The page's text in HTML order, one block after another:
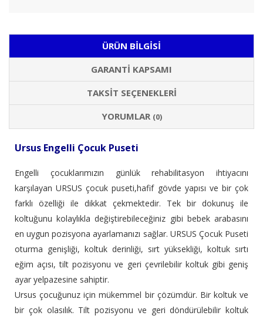
ÜRÜN BILGISI
GARANTI KAPSAMI
TAKSIT SEÇENEKLERI
YORUMLAR (0)
Ursus Engelli Çocuk Puseti
Engelli çocuklarımızın günlük rehabilitasyon ihtiyacını
karşılayan URSUS çocuk puseti,hafif gövde yapısı ve bir çok
farklı özelliği ile dikkat çekmektedir. Tek bir dokunuş ile
koltuğunu kolaylıkla değiştirebileceğiniz gibi bebek arabasını
en uygun pozisyona ayarlamanızı sağlar. URSUS Çocuk Puseti
oturma genişliği, koltuk derinliği, sırt yüksekliği, koltuk sırtı
eğim açısı, tilt pozisyonu ve geri çevrilebilir koltuk gibi geniş
ayar yelpazesine sahiptir.
Ursus çocuğunuz için mükemmel bir çözümdür. Bir koltuk ve
bir çok olasılık. Tilt pozisyonu ve geri döndürülebilir koltuk